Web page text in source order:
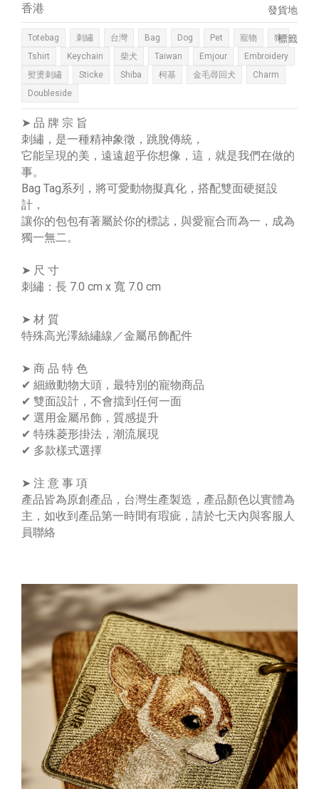
發貨地
香港
標籤
Totebag 刺繡 台灣 Bag Dog Pet 寵物
狗
Tshirt
Keychain 柴犬 Taiwan Emjour
Embroidery
熨燙刺繡
Sticke Shiba 柯基 金毛尋回犬
Charm
Doubleside
➤ 品 牌 宗 旨
刺繡，是一種精神象徵，跳脫傳統，
它能呈現的美，遠遠超乎你想像，這，就是我們在做的
事。
Bag Tag系列，將可愛動物擬真化，搭配雙面硬挺設
計，
讓你的包包有著屬於你的標誌，與愛寵合而為一，成為
獨一無二。
➤ 尺 寸
刺繡：長 7.0 cm x 寬 7.0 cm
➤ 材 質
特殊高光澤絲繡線／金屬吊飾配件
➤ 商 品 特 色
✔ 細緻動物大頭，最特別的寵物商品
✔ 雙面設計，不會擋到任何一面
✔ 選用金屬吊飾，質感提升
✔ 特殊菱形掛法，潮流展現
✔ 多款樣式選擇
➤ 注 意 事 項
產品皆為原創產品，台灣生產製造，產品顏色以實體為
主，如收到產品第一時間有瑕疵，請於七天內與客服人
員聯絡